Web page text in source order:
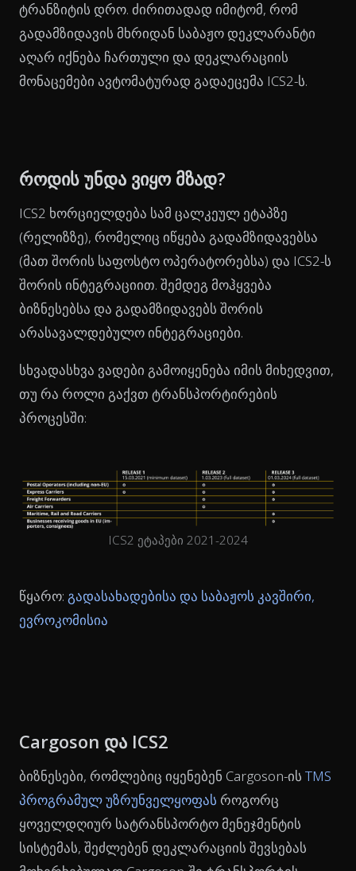
ტრანზიტის დრო. ძირითადად იმიტომ, რომ
გადამზიდავის მხრიდან საბაჟო დეკლარანტი
აღარ იქნება ჩართული და დეკლარაციის
მონაცემები ავტომატურად გადაეცემა ICS2-ს.
როდის უნდა ვიყო მზად?
ICS2 ხორციელდება სამ ცალკეულ ეტაპზე
(რელიზზე), რომელიც იწყება გადამზიდავებსა
(მათ შორის საფოსტო ოპერატორებსა) და ICS2-ს
შორის ინტეგრაციით. შემდეგ მოჰყვება
ბიზნესებსა და გადამზიდავებს შორის
არასავალდებულო ინტეგრაციები.
სხვადასხვა ვადები გამოიყენება იმის მიხედვით,
თუ რა როლი გაქვთ ტრანსპორტირების
პროცესში:
ICS2 ეტაპები 2021-2024
წყარო: გადასახადებისა და საბაჟოს კავშირი,
ევროკომისია
Cargoson და ICS2
ბიზნესები, რომლებიც იყენებენ Cargoson-ის TMS
პროგრამულ უზრუნველყოფას როგორც
ყოველდღიურ სატრანსპორტო მენეჯმენტის
სისტემას, შეძლებენ დეკლარაციის შევსებას